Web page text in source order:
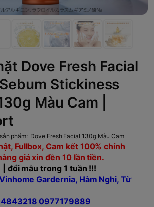
Dove Fresh Facial
Stickiness
Màu Cam |
phẩm: Dove Fresh Facial 130g Màu Cam
Fullbox, Cam kết 100% chính
giả xin đền 10 lần tiền.
đổi mẫu trong 1 tuần !!!
Gardernia, Hàm Nghi, Từ
0977179889